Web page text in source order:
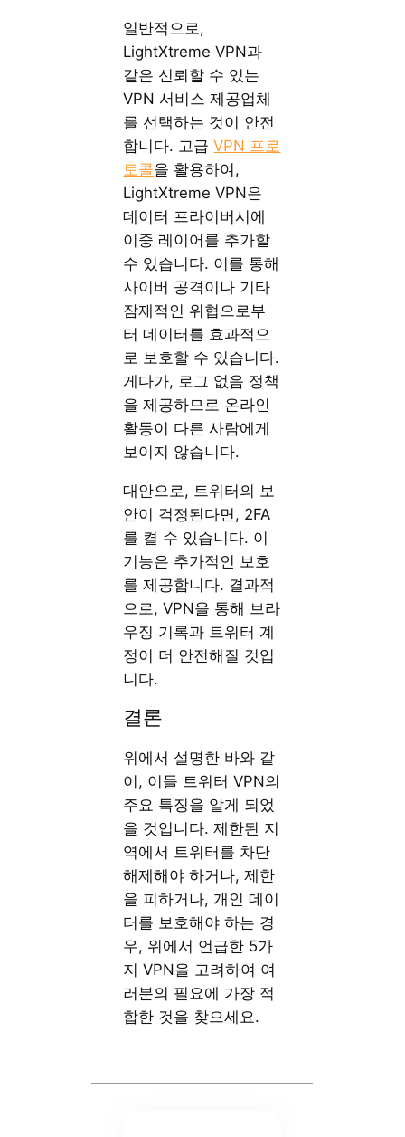
일반적으로,
LightXtreme VPN과
같은 신뢰할 수 있는
VPN 서비스 제공업체
를 선택하는 것이 안전
합니다. 고급VPN 프로
토콜을 활용하여,
LightXtreme VPN은
데이터 프라이버시에
이중 레이어를 추가할
수 있습니다. 이를 통해
사이버 공격이나 기타
잠재적인 위협으로부
터 데이터를 효과적으
로 보호할 수 있습니다.
게다가, 로그 없음 정책
을 제공하므로 온라인
활동이 다른 사람에게
보이지 않습니다.
대안으로, 트위터의 보
안이 걱정된다면, 2FA
를 켤 수 있습니다. 이
기능은 추가적인 보호
를 제공합니다. 결과적
으로, VPN을 통해 브라
우징 기록과 트위터 계
정이 더 안전해질 것입
니다.
결론
위에서 설명한 바와 같
이, 이들 트위터 VPN의
주요 특징을 알게 되었
을 것입니다. 제한된 지
역에서 트위터를 차단
해제해야 하거나, 제한
을 피하거나, 개인 데이
터를 보호해야 하는 경
우, 위에서 언급한 5가
지 VPN을 고려하여 여
러분의 필요에 가장 적
합한 것을 찾으세요.